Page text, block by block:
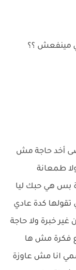
مينفعش ؟؟
أخد حاجة مش
طمعانة
بس هي حبك ليا
كدة عادي
غير خبرة ولا حاجة
فكرة مش ها
انا مش عاوزة